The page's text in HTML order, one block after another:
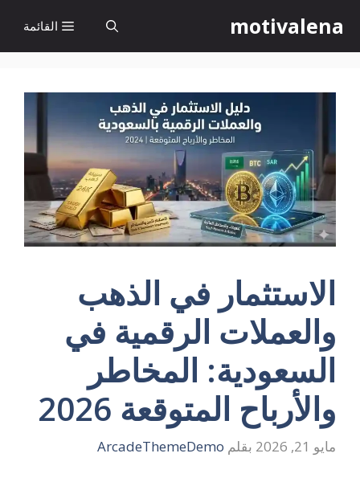
إلى
المحتوى
motivalena القائمة
الاستثمار في الذهب
والعملات الرقمية في
السعودية: المخاطر
والأرباح المتوقعة 2026
مايو 21, 2026 بقلم ArcadeThemeDemo